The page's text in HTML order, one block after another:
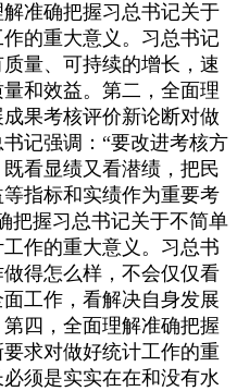
准确把握习总书记关于
的重大意义。习总书记
量、可持续的增长，速
和效益。第二，全面理
果考核评价新论断对做
记强调： “要改进考核方
看显绩又看潜绩，把民
指标和实绩作为重要考
把握习总书记关于不简单
作的重大意义。习总书
得怎么样，不会仅仅看
工作，看解决自身发展
四，全面理解准确把握
求对做好统计工作的重
须是实实在在和没有水